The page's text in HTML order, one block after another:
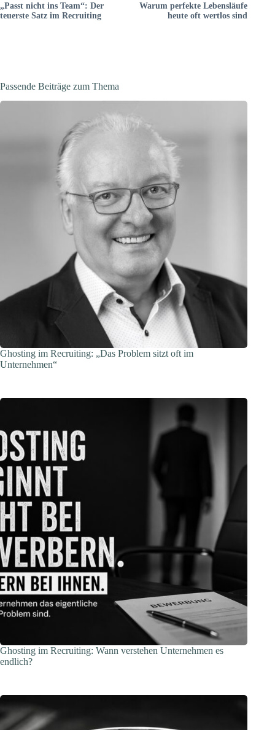
„Passt nicht ins Team“: Der
teuerste Satz im Recruiting
Warum perfekte Lebensläufe
heute oft wertlos sind
Passende Beiträge zum Thema
Ghosting im Recruiting: „Das Problem sitzt oft im
Unternehmen“
Ghosting im Recruiting: Wann verstehen Unternehmen es
endlich?